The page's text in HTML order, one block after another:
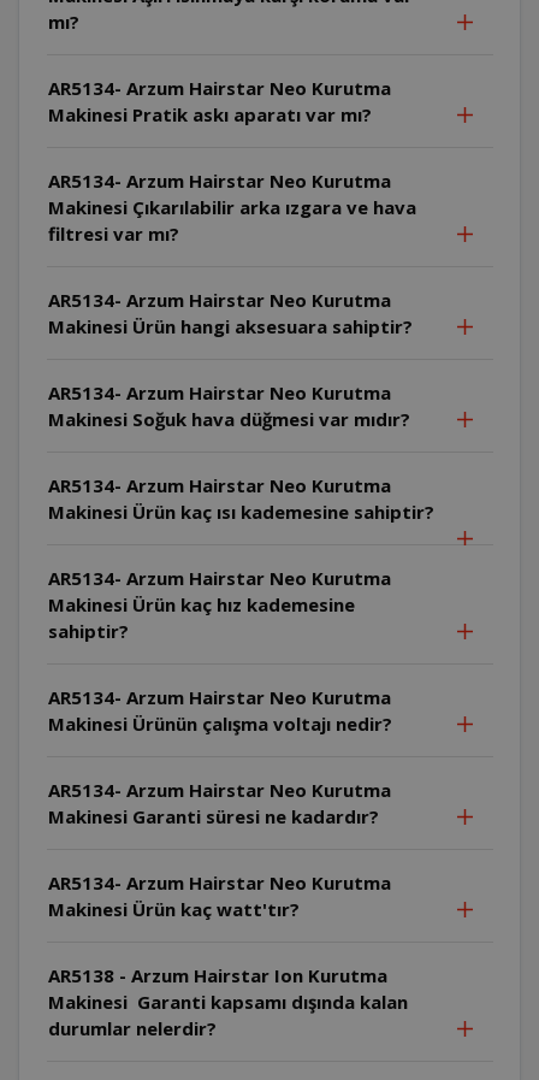
mı?
AR5134- Arzum Hairstar Neo Kurutma
Makinesi Pratik askı aparatı var mı?
AR5134- Arzum Hairstar Neo Kurutma
Makinesi Çıkarılabilir arka ızgara ve hava
filtresi var mı?
AR5134- Arzum Hairstar Neo Kurutma
Makinesi Ürün hangi aksesuara sahiptir?
AR5134- Arzum Hairstar Neo Kurutma
Makinesi Soğuk hava düğmesi var mıdır?
AR5134- Arzum Hairstar Neo Kurutma
Makinesi Ürün kaç ısı kademesine sahiptir?
AR5134- Arzum Hairstar Neo Kurutma
Makinesi Ürün kaç hız kademesine
sahiptir?
AR5134- Arzum Hairstar Neo Kurutma
Makinesi Ürünün çalışma voltajı nedir?
AR5134- Arzum Hairstar Neo Kurutma
Makinesi Garanti süresi ne kadardır?
AR5134- Arzum Hairstar Neo Kurutma
Makinesi Ürün kaç watt'tır?
AR5138 - Arzum Hairstar Ion Kurutma
Makinesi Garanti kapsamı dışında kalan
durumlar nelerdir?